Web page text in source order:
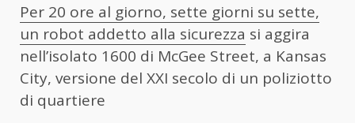
Per 20 ore al giorno, sette giorni su sette,
un robot addetto alla sicurezza si aggira
nell’isolato 1600 di McGee Street, a Kansas
City, versione del XXI secolo di un poliziotto
di quartiere